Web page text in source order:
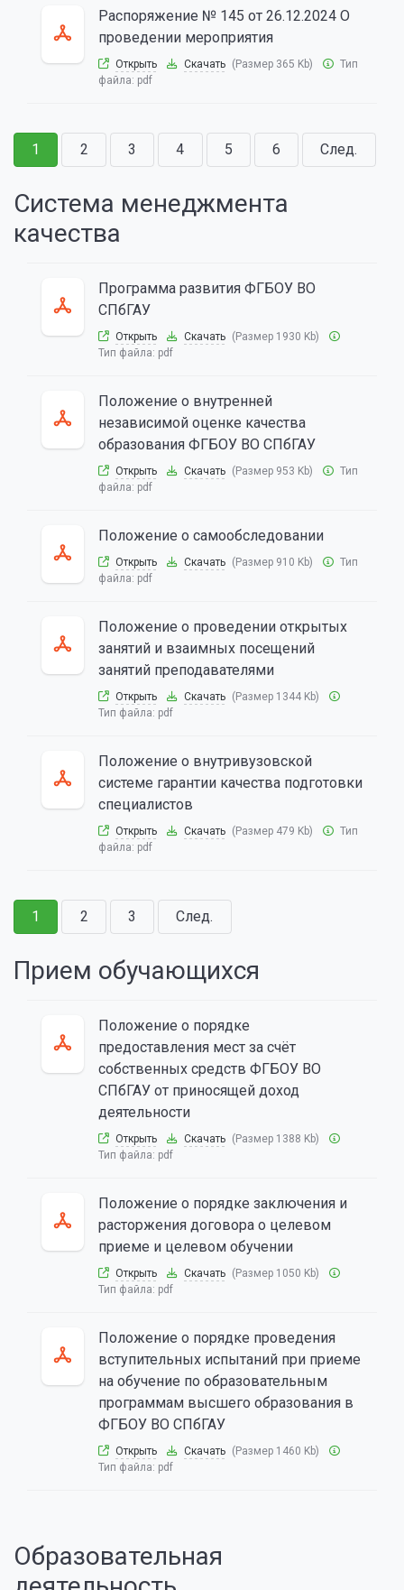
Распоряжение № 145 от 26.12.2024 О
проведении мероприятия
Открыть Скачать (Размер 365 Kb)
Тип
файла: pdf
1 2 3 4 5 6 След.
Система менеджмента
качества
Программа развития ФГБОУ ВО
СПбГАУ
Открыть Скачать (Размер 1930 Kb)
Тип файла: pdf
Положение о внутренней
независимой оценке качества
образования ФГБОУ ВО СПбГАУ
Открыть Скачать (Размер 953 Kb)
Тип
файла: pdf
Положение о самообследовании
Открыть Скачать (Размер 910 Kb)
Тип
файла: pdf
Положение о проведении открытых
занятий и взаимных посещений
занятий преподавателями
Открыть Скачать (Размер 1344 Kb)
Тип файла: pdf
Положение о внутривузовской
системе гарантии качества подготовки
специалистов
Открыть Скачать (Размер 479 Kb)
Тип
файла: pdf
1 2 3 След.
Прием обучающихся
Положение о порядке
предоставления мест за счёт
собственных средств ФГБОУ ВО
СПбГАУ от приносящей доход
деятельности
Открыть Скачать (Размер 1388 Kb)
Тип файла: pdf
Положение о порядке заключения и
расторжения договора о целевом
приеме и целевом обучении
Открыть Скачать (Размер 1050 Kb)
Тип файла: pdf
Положение о порядке проведения
вступительных испытаний при приеме
на обучение по образовательным
программам высшего образования в
ФГБОУ ВО СПбГАУ
Открыть Скачать (Размер 1460 Kb)
Тип файла: pdf
Образовательная